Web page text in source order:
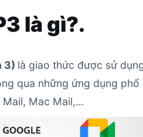
là gì?.
3) là giao thức được sử
qua những ứng dụng phổ
Mail, Mac Mail,…